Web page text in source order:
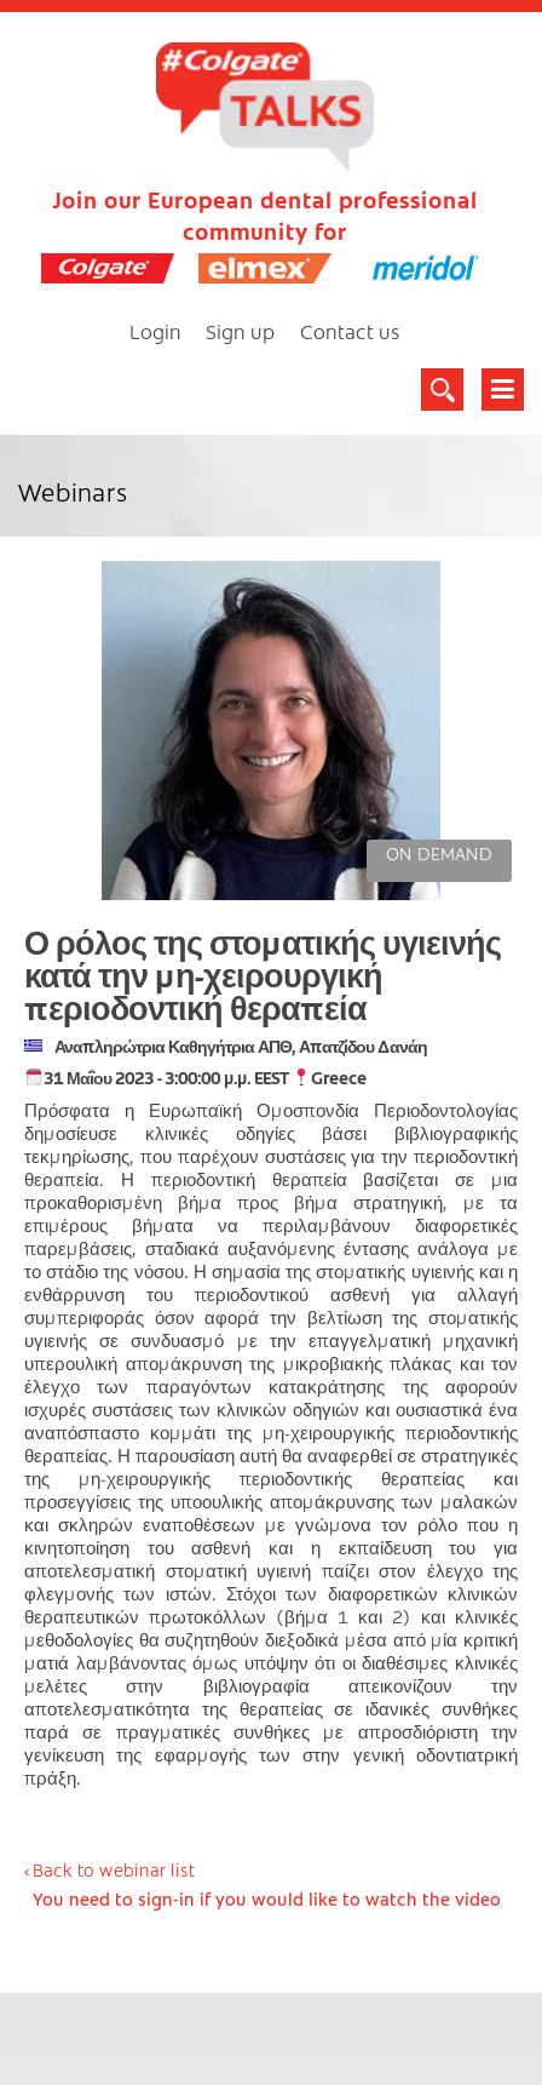
Join our European dental professional
community for
Login Sign up Contact us
Webinars
ON DEMAND
Ο ρόλος της στοματικής υγιεινής
κατά την μη-χειρουργική
περιοδοντική θεραπεία
Αναπληρώτρια Καθηγήτρια ΑΠΘ, Απατζίδου Δανάη
31 Μαΐου 2023 - 3:00:00 μ.μ. EEST
Greece
Πρόσφατα η Ευρωπαϊκή Ομοσπονδία Περιοδοντολογίας
δημοσίευσε κλινικές οδηγίες βάσει βιβλιογραφικής
τεκμηρίωσης, που παρέχουν συστάσεις για την περιοδοντική
θεραπεία. Η περιοδοντική θεραπεία βασίζεται σε μια
προκαθορισμένη βήμα προς βήμα στρατηγική, με τα
επιμέρους βήματα να περιλαμβάνουν διαφορετικές
παρεμβάσεις, σταδιακά αυξανόμενης έντασης ανάλογα με
το στάδιο της νόσου. Η σημασία της στοματικής υγιεινής και η
ενθάρρυνση του περιοδοντικού ασθενή για αλλαγή
συμπεριφοράς όσον αφορά την βελτίωση της στοματικής
υγιεινής σε συνδυασμό με την επαγγελματική μηχανική
υπερουλική απομάκρυνση της μικροβιακής πλάκας και τον
έλεγχο των παραγόντων κατακράτησης της αφορούν
ισχυρές συστάσεις των κλινικών οδηγιών και ουσιαστικά ένα
αναπόσπαστο κομμάτι της μη-χειρουργικής περιοδοντικής
θεραπείας. Η παρουσίαση αυτή θα αναφερθεί σε στρατηγικές
της μη-χειρουργικής περιοδοντικής θεραπείας και
προσεγγίσεις της υποουλικής απομάκρυνσης των μαλακών
και σκληρών εναποθέσεων με γνώμονα τον ρόλο που η
κινητοποίηση του ασθενή και η εκπαίδευση του για
αποτελεσματική στοματική υγιεινή παίζει στον έλεγχο της
φλεγμονής των ιστών. Στόχοι των διαφορετικών κλινικών
θεραπευτικών πρωτοκόλλων (βήμα 1 και 2) και κλινικές
μεθοδολογίες θα συζητηθούν διεξοδικά μέσα από μία κριτική
ματιά λαμβάνοντας όμως υπόψην ότι οι διαθέσιμες κλινικές
μελέτες στην βιβλιογραφία απεικονίζουν την
αποτελεσματικότητα της θεραπείας σε ιδανικές συνθήκες
παρά σε πραγματικές συνθήκες με απροσδιόριστη την
γενίκευση της εφαρμογής των στην γενική οδοντιατρική
πράξη.
Back to webinar list
You need to sign-in if you would like to watch the video